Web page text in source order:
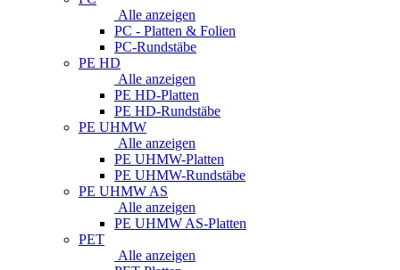
Alle anzeigen
PC - Platten & Folien
PC-Rundstäbe
PE HD
Alle anzeigen
PE HD-Platten
PE HD-Rundstäbe
PE UHMW
Alle anzeigen
PE UHMW-Platten
PE UHMW-Rundstäbe
PE UHMW AS
Alle anzeigen
PE UHMW AS-Platten
PET
Alle anzeigen